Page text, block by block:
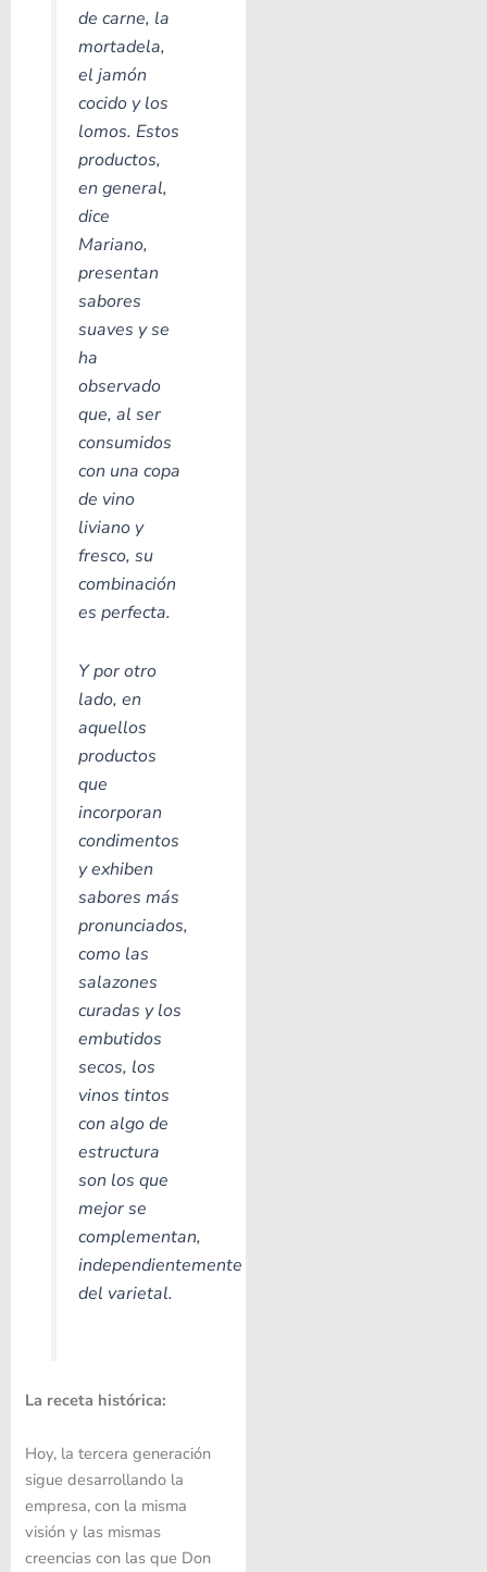
de carne, la
mortadela,
el jamón
cocido y los
lomos. Estos
productos,
en general,
dice
Mariano,
presentan
sabores
suaves y se
ha
observado
que, al ser
consumidos
con una copa
de vino
liviano y
fresco, su
combinación
es perfecta.
Y por otro
lado, en
aquellos
productos
que
incorporan
condimentos
y exhiben
sabores más
pronunciados,
como las
salazones
curadas y los
embutidos
secos, los
vinos tintos
con algo de
estructura
son los que
mejor se
complementan,
independientemente
del varietal.
La receta histórica:
Hoy, la tercera generación
sigue desarrollando la
empresa, con la misma
visión y las mismas
creencias con las que Don